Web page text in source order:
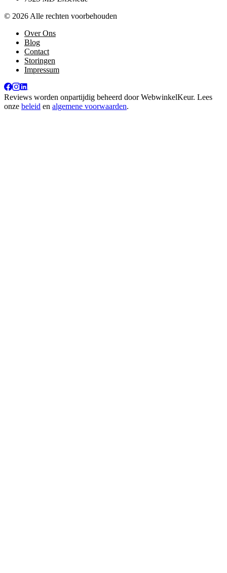
© 2026 Alle rechten voorbehouden
Over Ons
Blog
Contact
Storingen
Impressum
Reviews worden onpartijdig beheerd doorWebwinkelKeur. Lees
onze beleid en algemene voorwaarden.